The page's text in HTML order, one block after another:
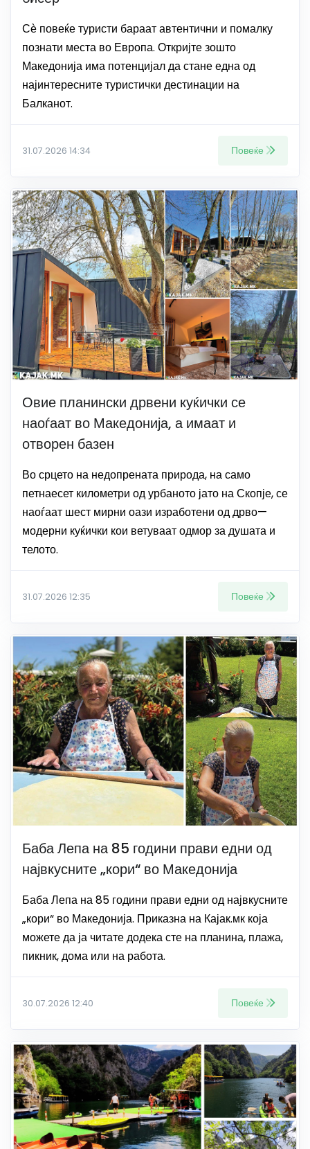
Сѐ повеќе туристи бараат автентични и помалку
познати места во Европа. Откријте зошто
Македонија има потенцијал да стане една од
најинтересните туристички дестинации на
Балканот.
31.07.2026 14:34 Повеќе
Овие планински дрвени куќички се
наоѓаат во Македонија, а имаат и
отворен базен
Во срцето на недопрената природа, на само
петнаесет километри од урбаното јато на Скопје, се
наоѓаат шест мирни оази изработени од дрво—
модерни куќички кои ветуваат одмор за душата и
телото.
31.07.2026 12:35 Повеќе
Баба Лепа на 85 години прави едни од
највкусните „кори“ во Македонија
Баба Лепа на 85 години прави едни од највкусните
„кори“ во Македонија. Приказна на Кајак.мк која
можете да ја читате додека сте на планина, плажа,
пикник, дома или на работа.
30.07.2026 12:40 Повеќе